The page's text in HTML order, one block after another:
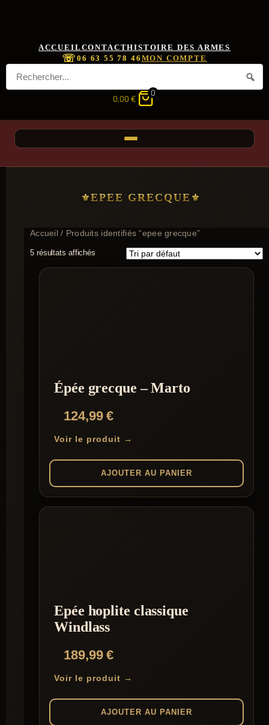
ACCUEIL CONTACTHISTOIRE DES ARMES
☏06 63 55 78 46 MON COMPTE
0,00 €
0
EPEE GRECQUE
Accueil/ Produits identifiés “epee grecque”
5 résultats affichés
Épée grecque – Marto
124,99€
Voir le produit →
AJOUTER AU PANIER
Epée hoplite classique
Windlass
189,99€
Voir le produit →
AJOUTER AU PANIER